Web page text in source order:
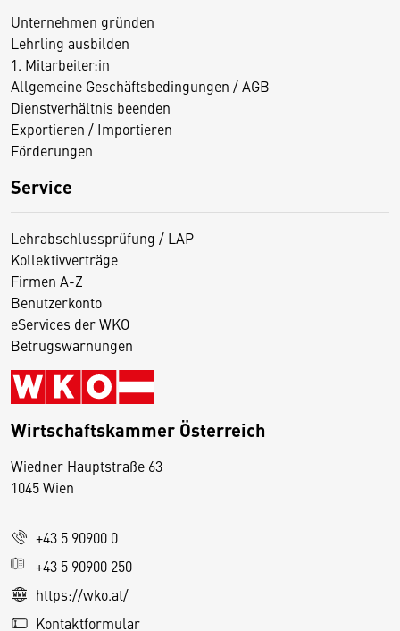
Unternehmen gründen
Lehrling ausbilden
1. Mitarbeiter:in
Allgemeine Geschäftsbedingungen / AGB
Dienstverhältnis beenden
Exportieren / Importieren
Förderungen
Service
Lehrabschlussprüfung / LAP
Kollektivverträge
Firmen A-Z
Benutzerkonto
eServices der WKO
Betrugswarnungen
Wirtschaftskammer Österreich
Wiedner Hauptstraße 63
1045 Wien
+43 5 90900 0
+43 5 90900 250
https://wko.at/
Kontaktformular
D
s
e
S
e